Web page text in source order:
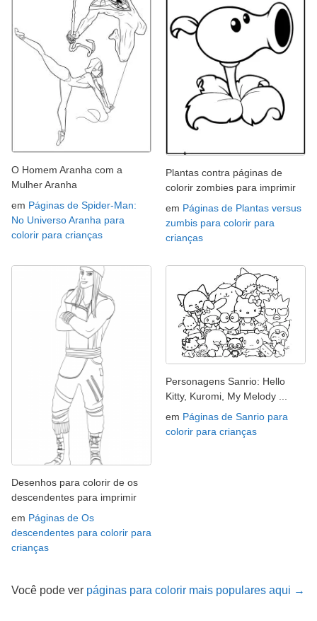
O Homem Aranha com a
Mulher Aranha
em Páginas de Spider-Man:
No Universo Aranha para
colorir para crianças
Plantas contra páginas de
colorir zombies para imprimir
em Páginas de Plantas versus
zumbis para colorir para
crianças
Desenhos para colorir de os
descendentes para imprimir
em Páginas de Os
descendentes para colorir para
crianças
Personagens Sanrio: Hello
Kitty, Kuromi, My Melody ...
em Páginas de Sanrio para
colorir para crianças
Você pode ver páginas para colorir mais populares aqui →